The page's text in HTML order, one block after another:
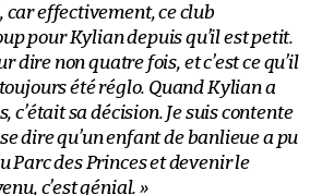
car effectivement, ce club
pour Kylian depuis qu’il est petit.
dire non quatre fois, et c’est ce qu’il
été réglo. Quand Kylian a
c’était sa décision. Je suis contente
dire qu’un enfant de banlieue a pu
Parc des Princes et devenir le
c’est génial. »